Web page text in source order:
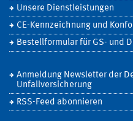
Unsere Dienstleistungen
CE-Kennzeichnung und
Bestellformular für GS- und
Anmeldung Newsletter der
Unfallversicherung
RSS-Feed abonnieren